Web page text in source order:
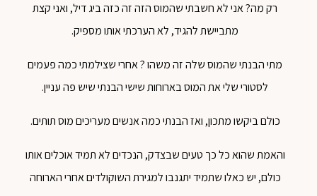
רק מה? אני לא חשבתי שהמוס הזה זה כזה ביג דיל, ואני קצת
מתביישת להגיד, לא הערכתי אותו מספיק.
מתי הבנתי שהמוס שלה זה משהו ? אחרי שצילמתי כמה פעמים
לסטורי שלי את המוס בארוחות שישי הבנתי שיש פה עניין.
כולם ביקשו מתכון, ואז הבנתי כמה אנשים מעריכים מוס תותים.
והאמת שהוא כל כך טעים שבצדק, הנכדים לא תמיד אוכלים אותו
כולם, יש כאלו שתמיד יתגנבו למגירת השוקולדים אחרי הארוחה